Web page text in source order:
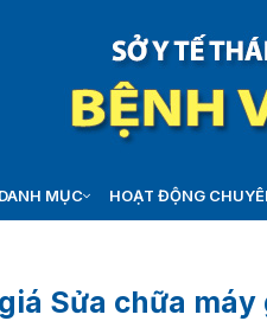
DANH MỤC HOẠT ĐỘNG
Sửa chữa